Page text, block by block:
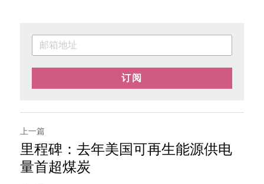
订阅
上一篇
里程碑：去年美国可再生能源供电
量首超煤炭